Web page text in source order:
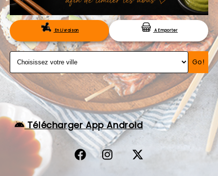
C.G.V
RÉSERVATIONEn Livraison A Emporter
Go!
Télécharger App Android